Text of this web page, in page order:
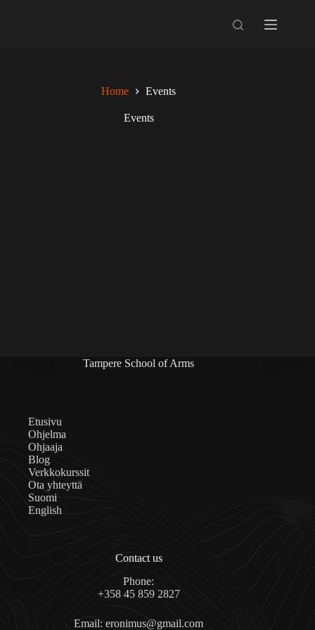
Home Events
Events
Tampere School of Arms
Etusivu
Ohjelma
Ohjaaja
Blog
Verkkokurssit
Ota yhteyttä
Suomi
English
Contact us
Phone:
+358 45 859 2827
Email: eronimus@gmail.com